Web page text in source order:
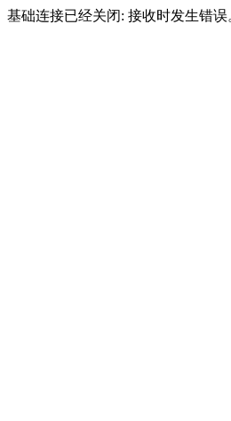
基础连接已经关闭: 接收时发生错误